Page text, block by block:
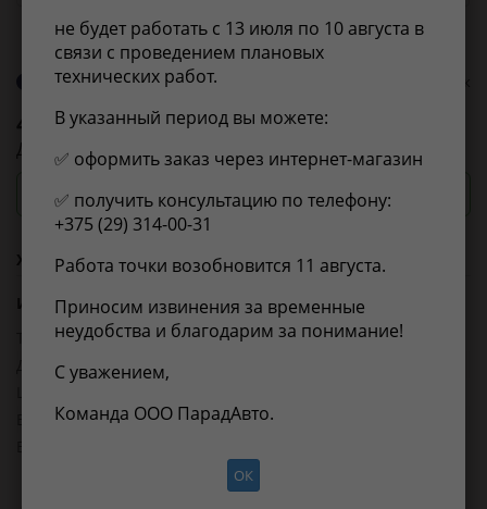
О бренде 4U
4UBD0024
ДИСК ТОРМОЗНОЙ
Посмотреть цены и сроки
Характеристики
Из справочника ABCP
Товарная группа:
тормозные диски
Длина, мм:
Высота, мм:
80
не будет работать с 13 июля по 10 августа в
связи с проведением плановых
технических работ.
В указанный период вы можете:
✅ оформить заказ через интернет-магазин
✅ получить консультацию по телефону:
+375 (29) 314-00-31
Работа точки возобновится 11 августа.
Приносим извинения за временные
неудобства и благодарим за понимание!
С уважением,
Команда ООО ПарадАвто.
ОК